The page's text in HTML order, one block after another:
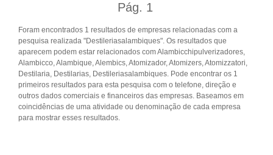
Pág. 1
Foram encontrados 1 resultados de empresas relacionadas com a
pesquisa realizada "Destileriasalambiques". Os resultados que
aparecem podem estar relacionados com Alambicchipulverizadores,
Alambicco, Alambique, Alembics, Atomizador, Atomizers, Atomizzatori,
Destilaria, Destilarias, Destileriasalambiques. Pode encontrar os 1
primeiros resultados para esta pesquisa com o telefone, direção e
outros dados comerciais e financeiros das empresas. Baseamos em
coincidências de uma atividade ou denominação de cada empresa
para mostrar esses resultados.